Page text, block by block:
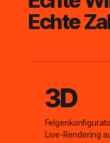
Echte
3D
Live-Rendering